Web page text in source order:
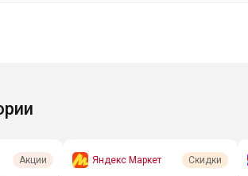
Акции Яндекс Маркет Скидки